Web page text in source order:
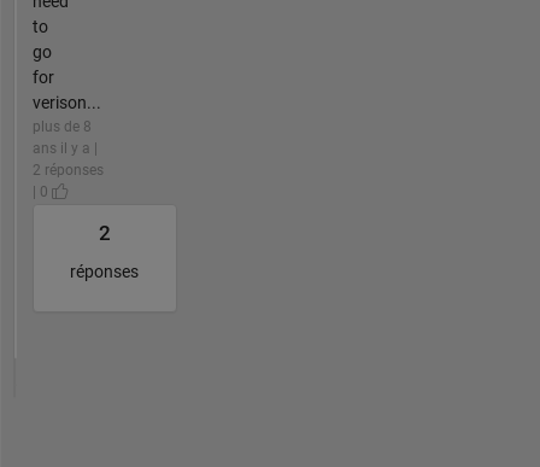
to
go
for
verison...
plus de 8
ans il y a |
2 réponses
| 0
2
réponses